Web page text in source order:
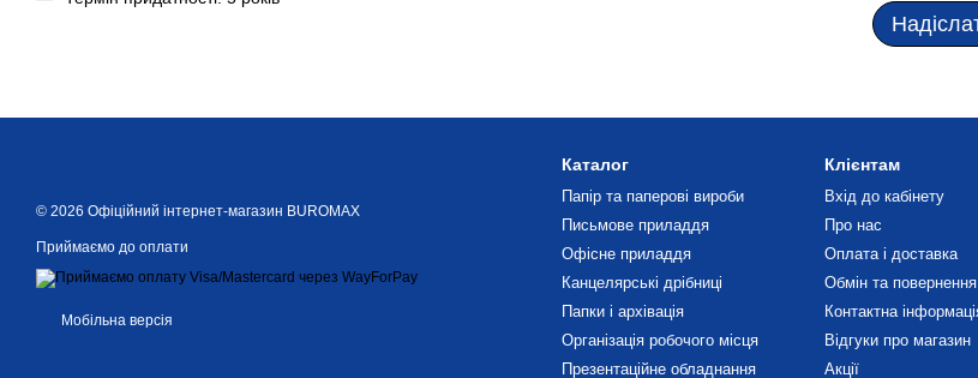
© 2026 Офіційний інтернет-магазин BUROMAX
Приймаємо до оплати
Мобільна версія
Каталог
Папір та паперові вироби
Письмове приладдя
Офісне приладдя
Канцелярські дрібниці
Папки і архівація
Організація робочого місця
Презентаційне обладнання
Клієнтам
Вхід до кабінету
Про нас
Оплата і доставка
Обмін та повернення
Контактна
Відгуки про магазин
Акції